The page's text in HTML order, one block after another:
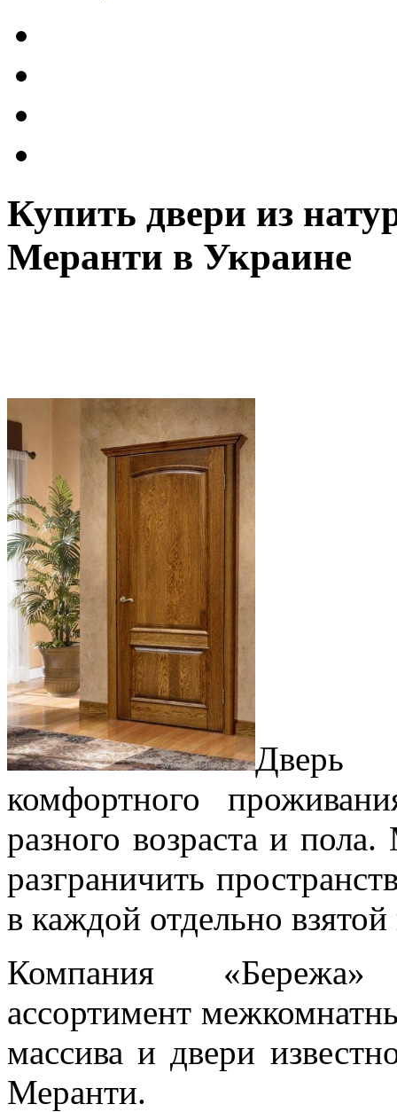
Купить двери из
Меранти в Украине
Дверь
комфортного
разного возраста и
разграничить
в каждой отдельно
Компания «Бережа»
ассортимент
массива и двери
Меранти.